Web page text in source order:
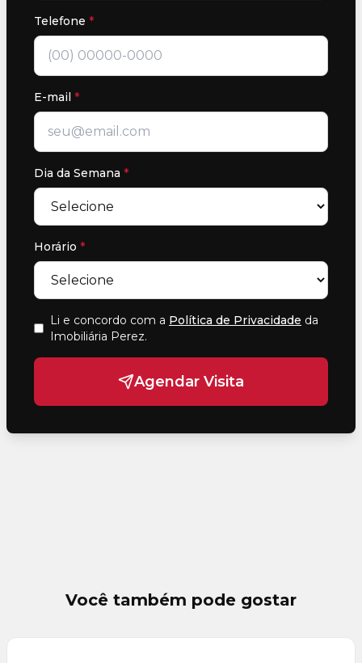
Telefone *
E-mail *
Dia da Semana *
Horário *
Li e concordo com a Política de Privacidade da
Imobiliária Perez.
Agendar Visita
Você também pode gostar